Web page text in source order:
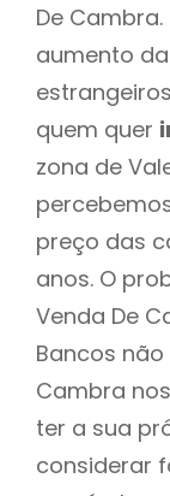
De
aumento
quem quer
zona de
preço das
anos. O
Venda De
Bancos
Cambra
ter a sua
considerar